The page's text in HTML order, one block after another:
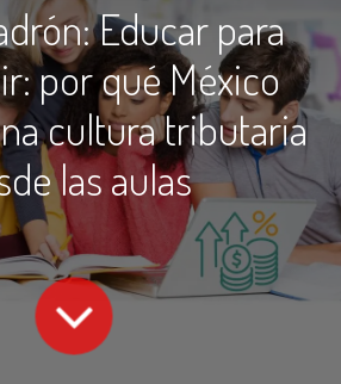
Educar para
por qué México
cultura tributaria
las aulas